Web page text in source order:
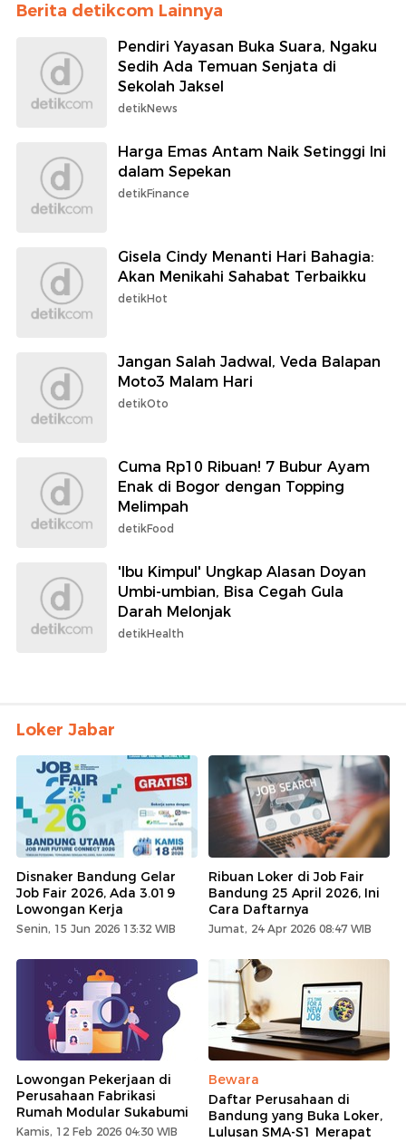
Berita detikcom Lainnya
Pendiri Yayasan Buka Suara, Ngaku
Sedih Ada Temuan Senjata di
Sekolah Jaksel
detikNews
Harga Emas Antam Naik Setinggi Ini
dalam Sepekan
detikFinance
Gisela Cindy Menanti Hari Bahagia:
Akan Menikahi Sahabat Terbaikku
detikHot
Jangan Salah Jadwal, Veda Balapan
Moto3 Malam Hari
detikOto
Cuma Rp10 Ribuan! 7 Bubur Ayam
Enak di Bogor dengan Topping
Melimpah
detikFood
'Ibu Kimpul' Ungkap Alasan Doyan
Umbi-umbian, Bisa Cegah Gula
Darah Melonjak
detikHealth
Loker Jabar
Disnaker Bandung Gelar
Job Fair 2026, Ada 3.019
Lowongan Kerja
Senin, 15 Jun 2026 13:32 WIB
Ribuan Loker di Job Fair
Bandung 25 April 2026, Ini
Cara Daftarnya
Jumat, 24 Apr 2026 08:47 WIB
Lowongan Pekerjaan di
Perusahaan Fabrikasi
Rumah Modular Sukabumi
Kamis, 12 Feb 2026 04:30 WIB
Bewara
Daftar Perusahaan di
Bandung yang Buka Loker,
Lulusan SMA-S1 Merapat